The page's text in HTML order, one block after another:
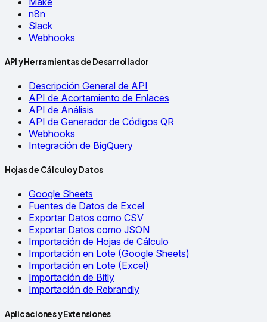
n8n
Slack
Webhooks
API y Herramientas de Desarrollador
Descripción General de API
API de Acortamiento de Enlaces
API de Análisis
API de Generador de Códigos QR
Webhooks
Integración de BigQuery
Hojas de Cálculo y Datos
Google Sheets
Fuentes de Datos de Excel
Exportar Datos como CSV
Exportar Datos como JSON
Importación de Hojas de Cálculo
Importación en Lote (Google Sheets)
Importación en Lote (Excel)
Importación de Bitly
Importación de Rebrandly
Aplicaciones y Extensiones